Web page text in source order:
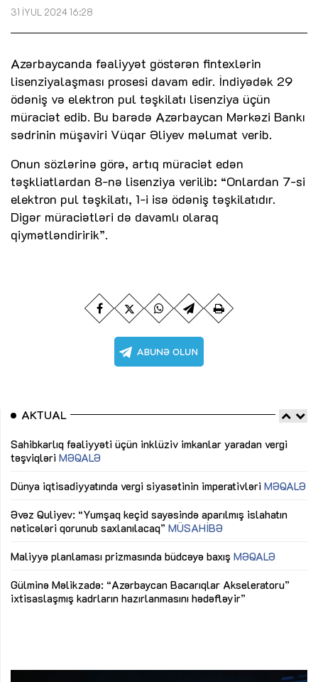
31 İYUL 2024 16:28
Azərbaycanda fəaliyyət göstərən fintexlərin
lisenziyalaşması prosesi davam edir. İndiyədək 29
ödəniş və elektron pul təşkilatı lisenziya üçün
müraciət edib. Bu barədə Azərbaycan Mərkəzi Bankı
sədrinin müşaviri Vüqar Əliyev məlumat verib.
Onun sözlərinə görə, artıq müraciət edən
təşkliatlardan 8-nə lisenziya verilib: “Onlardan 7-si
elektron pul təşkilatı, 1-i isə ödəniş təşkilatıdır.
Digər müraciətləri də davamlı olaraq
qiymətləndiririk”.
AKTUAL
Sahibkarlıq fəaliyyəti üçün inklüziv imkanlar yaradan vergi
təşviqləri MƏQALƏ
Dünya iqtisadiyyatında vergi siyasətinin imperativləri MƏQALƏ
Əvəz Quliyev: “Yumşaq keçid sayəsində aparılmış islahatın
nəticələri qorunub saxlanılacaq” MÜSAHİBƏ
Maliyyə planlaması prizmasında büdcəyə baxış MƏQALƏ
Gülminə Məlikzadə: “Azərbaycan Bacarıqlar Akseleratoru”
ixtisaslaşmış kadrların hazırlanmasını hədəfləyir”